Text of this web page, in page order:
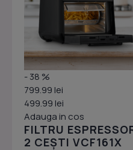
- 38 %
799.99 lei
499.99 lei
Adauga in cos
FILTRU
2 CEȘTI VCF161X